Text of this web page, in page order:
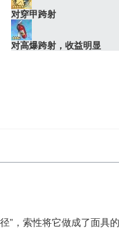
对穿甲跨射
对高爆跨射，收益明显
”，索性将它做成了面具